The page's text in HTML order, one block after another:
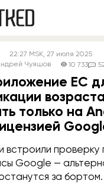
22:27 MSK, 27 июля 2025
Чуяшов
10 733
ЕС
только на
встроили проверку
Google —
за бортом.